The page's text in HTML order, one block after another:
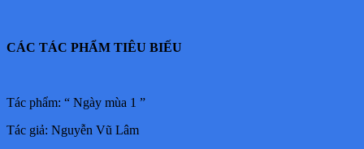
CÁC TÁC PHẨM TIÊU BIẾU
Tác phẩm: “ Ngày mùa 1 ”
Tác giả: Nguyễn Vũ Lâm